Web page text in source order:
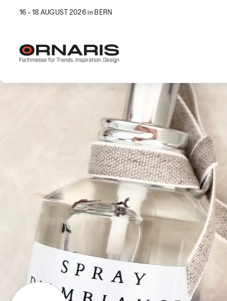
16 - 18 AUGUST 2026 in BERN